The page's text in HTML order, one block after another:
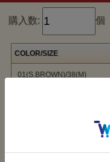
『Type
1930年代後半からA-2の生
購入数: 個
COLOR/SIZE
01(S.BROWN)/38(M)